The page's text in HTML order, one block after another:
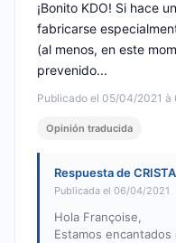
Publicado el 05/04/2021 à
¡Bonito KDO! Si hace
fabricarse
(al menos, en este
prevenido...
Opinión traducida
Respuesta de
Publicada el 06/04/2021
Hola Françoise,
Estamos